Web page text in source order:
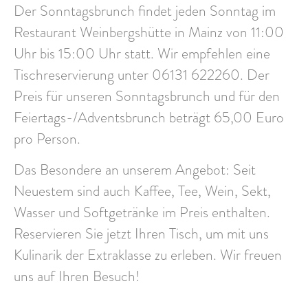
Der Sonntagsbrunch findet jeden Sonntag im
Restaurant Weinbergshütte in Mainz von 11:00
Uhr bis 15:00 Uhr statt. Wir empfehlen eine
Tischreservierung unter 06131 622260. Der
Preis für unseren Sonntagsbrunch und für den
Feiertags-/Adventsbrunch beträgt 65,00 Euro
pro Person.
Das Besondere an unserem Angebot: Seit
Neuestem sind auch Kaffee, Tee, Wein, Sekt,
Wasser und Softgetränke im Preis enthalten.
Reservieren Sie jetzt Ihren Tisch, um mit uns
Kulinarik der Extraklasse zu erleben. Wir freuen
uns auf Ihren Besuch!